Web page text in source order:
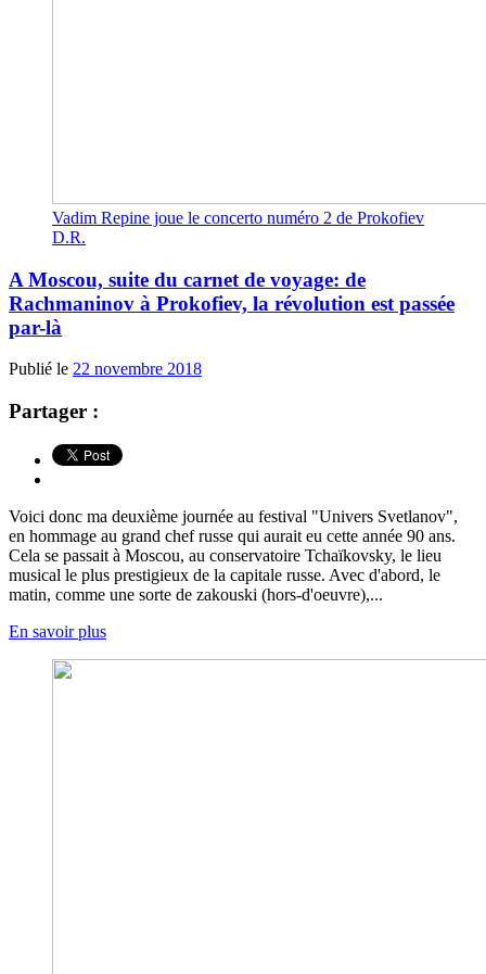
Vadim Repine joue le concerto numéro 2 de Prokofiev
D.R.
A Moscou, suite du carnet de voyage: de
Rachmaninov à Prokofiev, la révolution est passée
par-là
Publié le 22 novembre 2018
Partager :
Voici donc ma deuxième journée au festival "Univers Svetlanov",
en hommage au grand chef russe qui aurait eu cette année 90 ans.
Cela se passait à Moscou, au conservatoire Tchaïkovsky, le lieu
musical le plus prestigieux de la capitale russe. Avec d'abord, le
matin, comme une sorte de zakouski (hors-d'oeuvre),...
En savoir plus